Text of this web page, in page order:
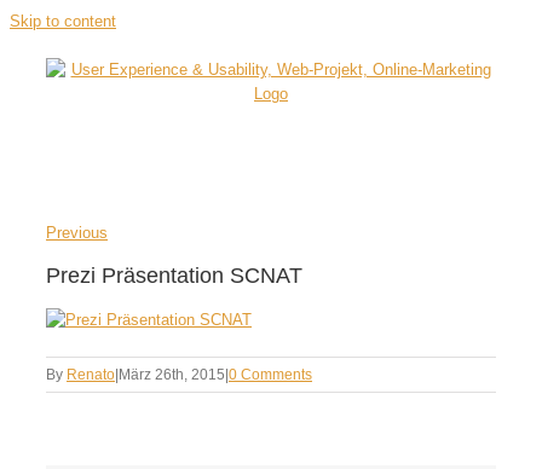
Skip to content
Previous
Prezi Präsentation SCNAT
By Renato März 26th, 2015 0 Comments